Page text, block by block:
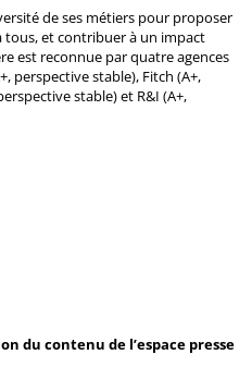
de ses métiers pour proposer
tous, et contribuer à un impact
est reconnue par quatre agences
perspective stable), Fitch (A+,
stable) et R&I (A+,
du contenu de l’espace presse